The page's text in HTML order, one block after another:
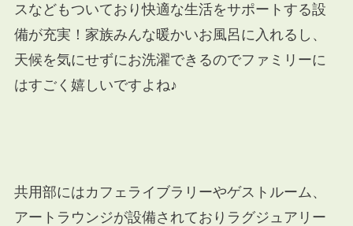
スなどもついており快適な生活をサポートする設
備が充実！家族みんな暖かいお風呂に入れるし、
天候を気にせずにお洗濯できるのでファミリーに
はすごく嬉しいですよね♪
共用部にはカフェライブラリーやゲストルーム、
アートラウンジが設備されておりラグジュアリー